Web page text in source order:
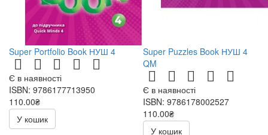
Super Portfolio Book НУШ 4
Є в наявності
ISBN: 9786177713950
110.00₴
У кошик
Super Puzzles Book НУШ 4
QM
Є в наявності
ISBN: 9786178002527
110.00₴
У кошик